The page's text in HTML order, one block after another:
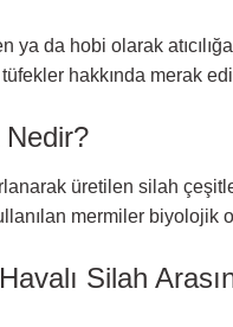
ya da hobi olarak
hakkında merak
üretilen silah
mermiler biyolojik
Silah